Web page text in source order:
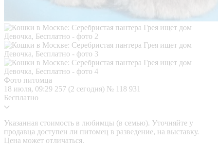
Фото питомца
18 июля, 09:29 257 (2 сегодня) № 118 931
Бесплатно
Указанная стоимость в любимцы (в семью). Уточняйте у
продавца доступен ли питомец в разведение, на выставку.
Цена может отличаться.